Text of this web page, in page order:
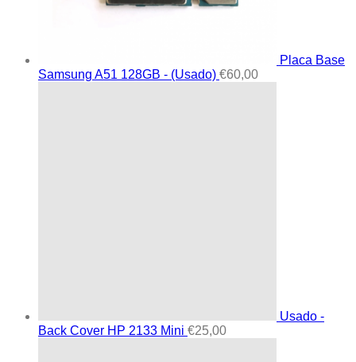
Placa Base
Samsung A51 128GB - (Usado) €60,00
Usado -
Back Cover HP 2133 Mini €25,00